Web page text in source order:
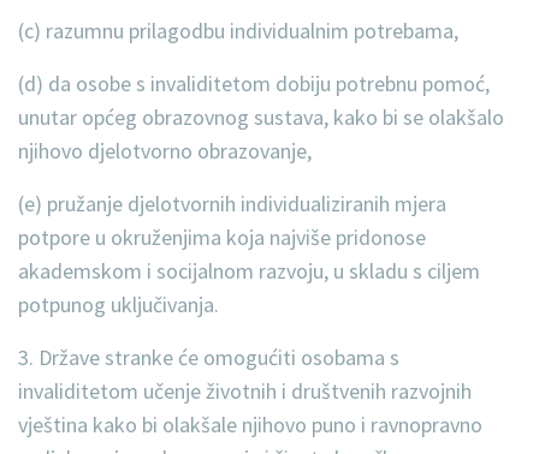
(c) razumnu prilagodbu individualnim potrebama,
(d) da osobe s invaliditetom dobiju potrebnu pomoć,
unutar općeg obrazovnog sustava, kako bi se olakšalo
njihovo djelotvorno obrazovanje,
(e) pružanje djelotvornih individualiziranih mjera
potpore u okruženjima koja najviše pridonose
akademskom i socijalnom razvoju, u skladu s ciljem
potpunog uključivanja.
3. Države stranke će omogućiti osobama s
invaliditetom učenje životnih i društvenih razvojnih
vještina kako bi olakšale njihovo puno i ravnopravno